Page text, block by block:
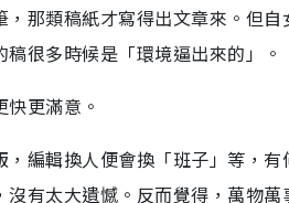
那類稿紙才寫得出文章來。但自
很多時候是「環境逼出來的」。
更滿意。
編輯換人便會換「班子」等，有
有太大遺憾。反而覺得，萬物萬